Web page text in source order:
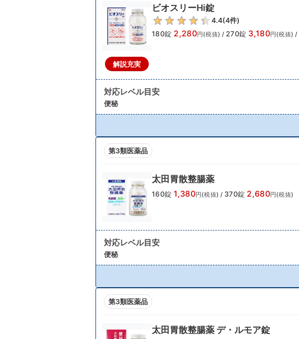
解説充実
ビオスリーHi錠
4.4(4件)
180錠 2,280円(税抜) / 270錠 3,180円(税抜) /
対応レベル目安
便秘
第3類医薬品
太田胃散整腸薬
160錠 1,380円(税抜) / 370錠 2,680円(税抜)
対応レベル目安
便秘
第3類医薬品
太田胃散整腸薬 デ・ルモア錠